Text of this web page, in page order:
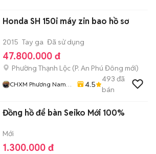
Honda SH 150i máy zin bao hồ sơ
2015 Tay ga Đã sử dụng
47.800.000 đ
Phường Thạnh Lộc (P. An Phú Đông mới)
CHXM Phương Nam
4.5
493 đã
bán
Đồng hồ để bàn Seiko Mới 100%
Mới
1.300.000 đ